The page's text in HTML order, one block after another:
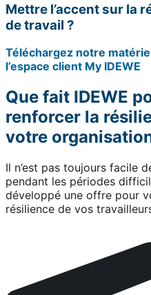
Mettre l’accent sur la
de travail ?
Téléchargez notre
l’espace client My IDEWE
Que fait IDEWE
renforcer la
votre
Il n’est pas toujours facile
pendant les périodes
développé une offre pour
résilience de vos